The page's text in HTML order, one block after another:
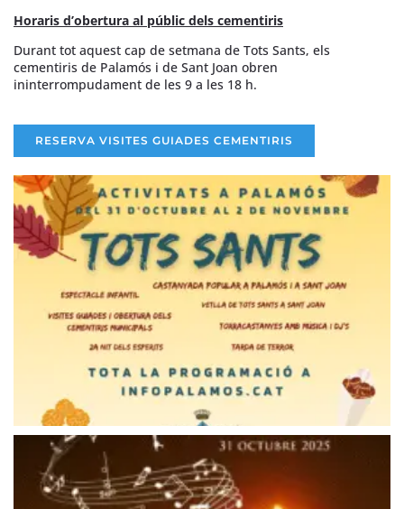
Horaris d’obertura al públic dels cementiris
Durant tot aquest cap de setmana de Tots Sants, els
cementiris de Palamós i de Sant Joan obren
ininterrompudament de les 9 a les 18 h.
RESERVA VISITES GUIADES CEMENTIRIS